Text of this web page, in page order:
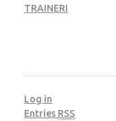
TRAINERI
Log in
Entries RSS